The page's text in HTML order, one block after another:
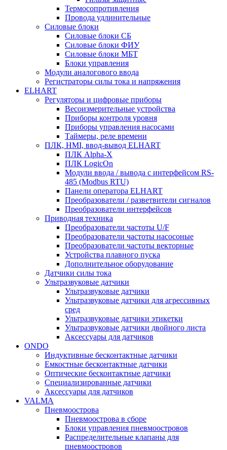
Термосопротивления
Провода удлинительные
Силовые блоки
Силовые блоки СБ
Силовые блоки ФИУ
Силовые блоки МБТ
Блоки управления
Модули аналогового ввода
Регистраторы силы тока и напряжения
ELHART
Регуляторы и цифровые приборы
Весоизмерительные устройства
Приборы контроля уровня
Приборы управления насосами
Таймеры, реле времени
ПЛК, HMI, ввод-вывод ELHART
ПЛК Alpha-X
ПЛК LogicOn
Модули ввода / вывода с интерфейсом RS-
485 (Modbus RTU)
Панели оператора ELHART
Преобразователи / разветвители сигналов
Преобразователи интерфейсов
Приводная техника
Преобразователи частоты U/F
Преобразователи частоты насосоные
Преобразователи частоты векторные
Устройства плавного пуска
Дополнительное оборудование
Датчики силы тока
Ультразвуковые датчики
Ультразвуковые датчики
Ультразвуковые датчики для агрессивных
сред
Ультразвуковые датчики этикетки
Ультразвуковые датчики двойного листа
Аксессуары для датчиков
ONDO
Индуктивные бесконтактные датчики
Емкостные бесконтактные датчики
Оптические бесконтактные датчики
Специализированные датчики
Аксессуары для датчиков
VALMA
Пневмоострова
Пневмоострова в сборе
Блоки управления пневмоостровов
Распределительные клапаны для
пневмоостровов